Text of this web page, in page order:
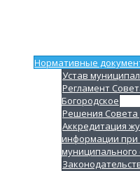
Нормативные
Устав
Регламент
Богородское
Решения Совета
Аккредитация
информации при
муниципального